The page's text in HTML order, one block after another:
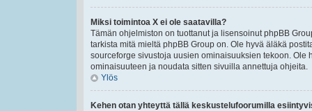
Miksi toimintoa X ei ole saatavilla?
Tämän ohjelmiston on tuottanut ja lisensoinut phpBB
tarkista mitä mieltä phpBB Group on. Ole hyvä äläkä
sourceforge sivustoja uusien ominaisuuksien tekoon.
ominaisuuteen ja noudata sitten sivuilla annettuja ohjeita.
Ylös
Kehen otan yhteyttä tällä keskustelufoorumilla